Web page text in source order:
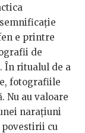
e printre
de
În ritualul de a
fotografiile
Nu au valoare
narațiuni
cu